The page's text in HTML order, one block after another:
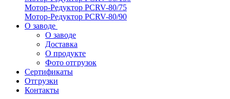
Мотор-Редуктор PCRV-80/75
Мотор-Редуктор PCRV-80/90
О заводе
О заводе
Доставка
О продукте
Фото отгрузок
Сертификаты
Отгрузки
Контакты